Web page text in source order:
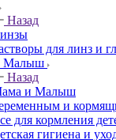
Назад
для линз и
Малыш
Назад
и Малыш
и
для кормления
гигиена и